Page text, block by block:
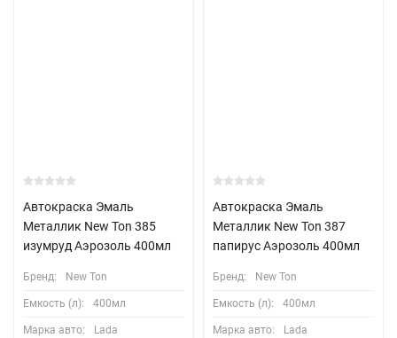
Автокраска Эмаль
Металлик New Ton 385
изумруд Аэрозоль 400мл
Бренд: New Ton
Емкость (л): 400мл
Марка авто: Lada
Автокраска Эмаль
Металлик New Ton 387
папирус Аэрозоль 400мл
Бренд: New Ton
Емкость (л): 400мл
Марка авто: Lada